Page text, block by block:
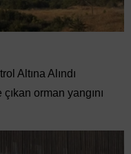
Altına Alındı
orman yangını